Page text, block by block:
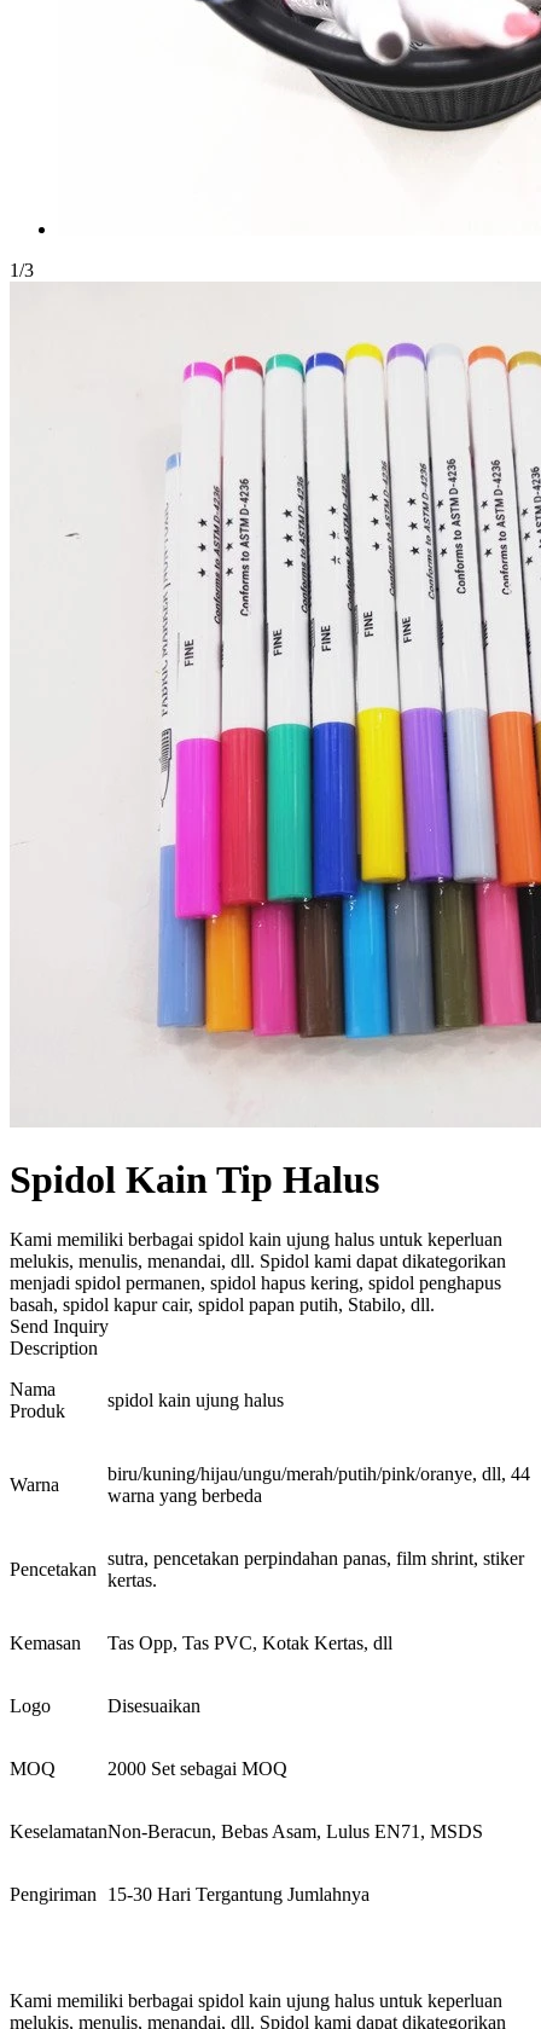
1/3
Spidol Kain Tip Halus
Kami memiliki berbagai spidol kain ujung halus untuk keperluan
melukis, menulis, menandai, dll. Spidol kami dapat dikategorikan
menjadi spidol permanen, spidol hapus kering, spidol penghapus
basah, spidol kapur cair, spidol papan putih, Stabilo, dll.
Send Inquiry
Description
Nama
Produk
spidol kain ujung halus
Warna
biru/kuning/hijau/ungu/merah/putih/pink/oranye, dll, 44
warna yang berbeda
Pencetakan
sutra, pencetakan perpindahan panas, film shrint, stiker
kertas.
Kemasan Tas Opp, Tas PVC, Kotak Kertas, dll
Logo Disesuaikan
MOQ 2000 Set sebagai MOQ
KeselamatanNon-Beracun, Bebas Asam, Lulus EN71, MSDS
Pengiriman 15-30 Hari Tergantung Jumlahnya
Kami memiliki berbagai spidol kain ujung halus untuk keperluan
melukis, menulis, menandai, dll. Spidol kami dapat dikategorikan